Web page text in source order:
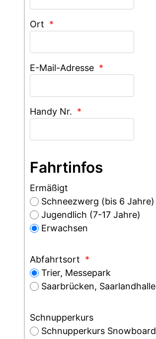
Ort *
E-Mail-Adresse *
Handy Nr. *
Fahrtinfos
Ermäßigt
Schneezwerg (bis 6 Jahre)
Jugendlich (7-17 Jahre)
Erwachsen
Abfahrtsort *
Trier, Messepark
Saarbrücken, Saarlandhalle
Schnupperkurs
Schnupperkurs Snowboard